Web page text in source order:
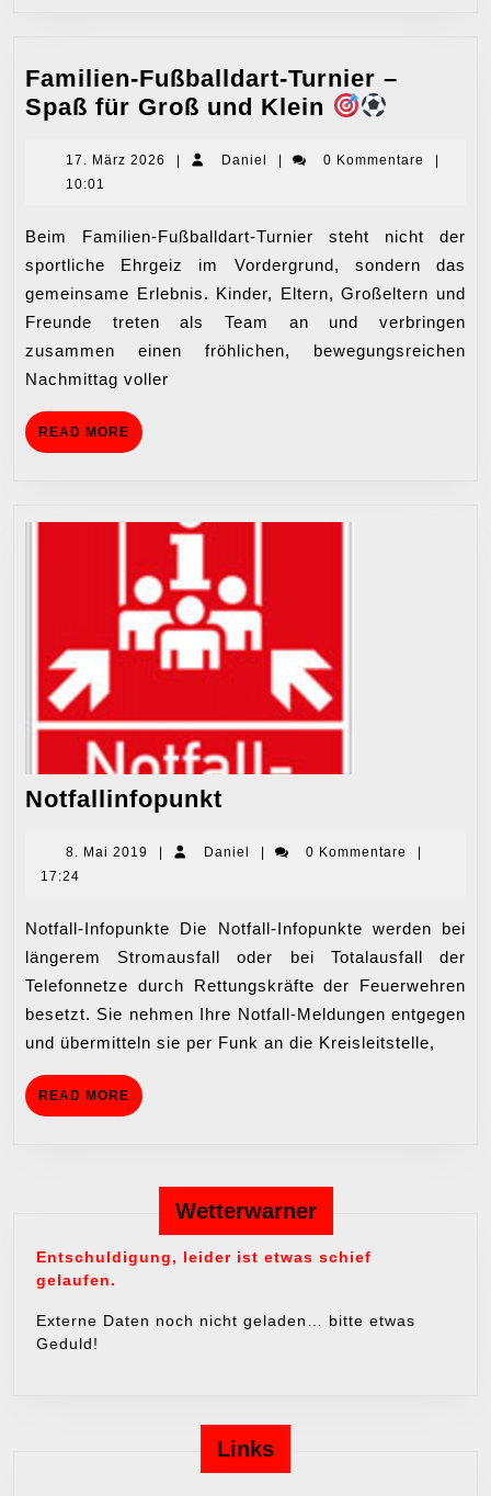
Familien-Fußballdart-Turnier –
Spaß für Groß und Klein
Turnier
für
Groß
und
Klein
17. März 2026
17.
Daniel Daniel 0 Kommentare
10:01
Beim Familien-Fußballdart-Turnier steht nicht der
sportliche Ehrgeiz im Vordergrund, sondern das
gemeinsame Erlebnis. Kinder, Eltern, Großeltern und
Freunde treten als Team an und verbringen
zusammen einen fröhlichen, bewegungsreichen
Nachmittag voller
READ MORE READ
MORE
Notfallinfopunkt
8. Mai 2019
8.
Daniel Daniel 0 Kommentare
17:24
Notfall-Infopunkte Die Notfall-Infopunkte werden bei
längerem Stromausfall oder bei Totalausfall der
Telefonnetze durch Rettungskräfte der Feuerwehren
besetzt. Sie nehmen Ihre Notfall-Meldungen entgegen
und übermitteln sie per Funk an die Kreisleitstelle,
READ MORE READ
MORE
Wetterwarner
Entschuldigung, leider ist etwas schief
gelaufen.
Externe Daten noch nicht geladen… bitte etwas
Geduld!
Links